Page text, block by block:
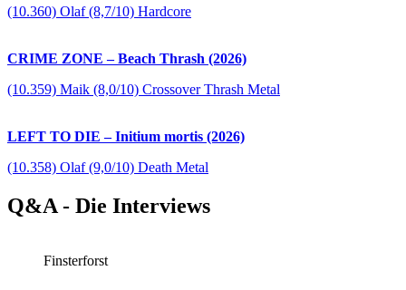
(10.360) Olaf (8,7/10) Hardcore
CRIME ZONE – Beach Thrash (2026)
(10.359) Maik (8,0/10) Crossover Thrash Metal
LEFT TO DIE – Initium mortis (2026)
(10.358) Olaf (9,0/10) Death Metal
Q&A - Die Interviews
Finsterforst